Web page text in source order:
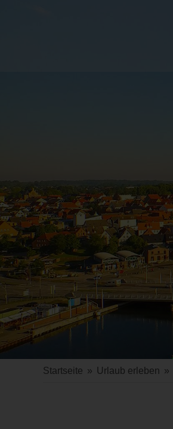
Startseite » Urlaub erleben »